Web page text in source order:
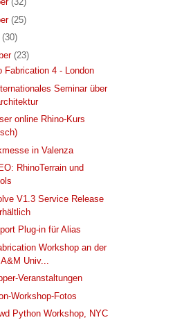
(25)
(30)
(23)
Fabrication 4 - London
Seminar über
online Rhino-Kurs
in Valenza
RhinoTerrain und
V1.3 Service Release
Plug-in für Alias
Workshop an der
Univ...
Veranstaltungen
Workshop-Fotos
Python Workshop, NYC